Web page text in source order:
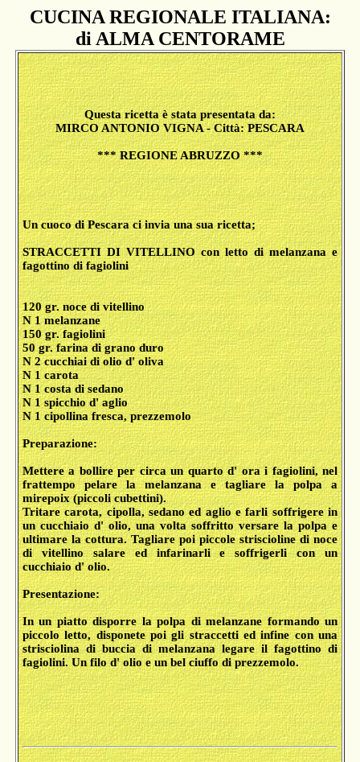
CUCINA REGIONALE ITALIANA:
di ALMA CENTORAME
Questa ricetta è stata presentata da:
MIRCO ANTONIO VIGNA - Città: PESCARA
*** REGIONE ABRUZZO ***
Un cuoco di Pescara ci invia una sua ricetta;
STRACCETTI DI VITELLINO con letto di melanzana e
fagottino di fagiolini
120 gr. noce di vitellino
N 1 melanzane
150 gr. fagiolini
50 gr. farina di grano duro
N 2 cucchiai di olio d' oliva
N 1 carota
N 1 costa di sedano
N 1 spicchio d' aglio
N 1 cipollina fresca, prezzemolo
Preparazione:
Mettere a bollire per circa un quarto d' ora i fagiolini, nel
frattempo pelare la melanzana e tagliare la polpa a
mirepoix (piccoli cubettini).
Tritare carota, cipolla, sedano ed aglio e farli soffrigere in
un cucchiaio d' olio, una volta soffritto versare la polpa e
ultimare la cottura. Tagliare poi piccole striscioline di noce
di vitellino salare ed infarinarli e soffrigerli con un
cucchiaio d' olio.
Presentazione:
In un piatto disporre la polpa di melanzane formando un
piccolo letto, disponete poi gli straccetti ed infine con una
strisciolina di buccia di melanzana legare il fagottino di
fagiolini. Un filo d' olio e un bel ciuffo di prezzemolo.